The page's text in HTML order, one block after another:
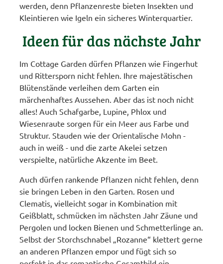
werden, denn Pflanzenreste bieten Insekten und
Kleintieren wie Igeln ein sicheres Winterquartier.
Ideen für das nächste Jahr
Im Cottage Garden dürfen Pflanzen wie Fingerhut
und Rittersporn nicht fehlen. Ihre majestätischen
Blütenstände verleihen dem Garten ein
märchenhaftes Aussehen. Aber das ist noch nicht
alles! Auch Schafgarbe, Lupine, Phlox und
Wiesenraute sorgen für ein Meer aus Farbe und
Struktur. Stauden wie der Orientalische Mohn -
auch in weiß - und die zarte Akelei setzen
verspielte, natürliche Akzente im Beet.
Auch dürfen rankende Pflanzen nicht fehlen, denn
sie bringen Leben in den Garten. Rosen und
Clematis, vielleicht sogar in Kombination mit
Geißblatt, schmücken im nächsten Jahr Zäune und
Pergolen und locken Bienen und Schmetterlinge an.
Selbst der Storchschnabel „Rozanne“ klettert gerne
an anderen Pflanzen empor und fügt sich so